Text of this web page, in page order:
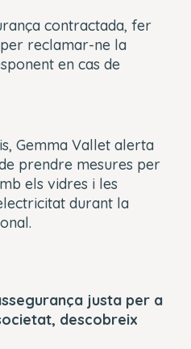
contractada, fer
reclamar-ne la
en cas de
Gemma Vallet alerta
prendre mesures per
els vidres i les
durant la
justa per a
descobreix